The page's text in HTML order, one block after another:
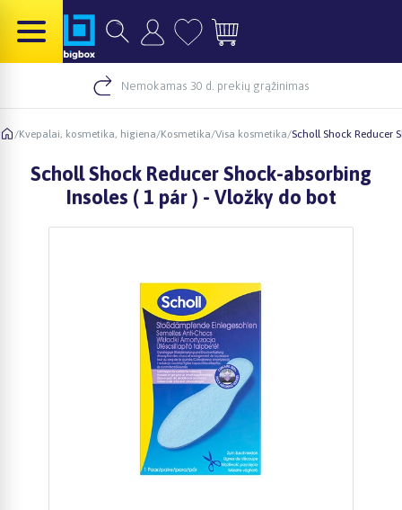
Nemokamas 30 d. prekių grąžinimas
/Kvepalai, kosmetika, higiena/Kosmetika/Visa kosmetika/Scholl Shock Reducer
Scholl Shock Reducer Shock-absorbing
Insoles ( 1 pár ) - Vložky do bot